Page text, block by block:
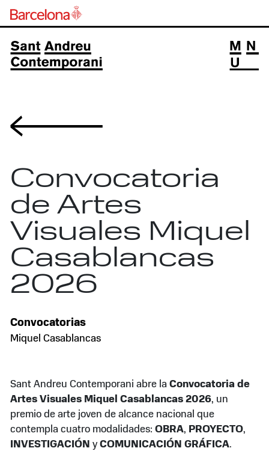
Convocatoria
de Artes
Visuales Miquel
Casablancas
2026
Convocatorias
Miquel Casablancas
Sant Andreu Contemporani abre laConvocatoria de
Artes Visuales Miquel Casablancas 2026, un
premio de arte joven de alcance nacional que
contempla cuatro modalidades:OBRA, PROYECTO,
INVESTIGACIÓN yCOMUNICACIÓN GRÁFICA.